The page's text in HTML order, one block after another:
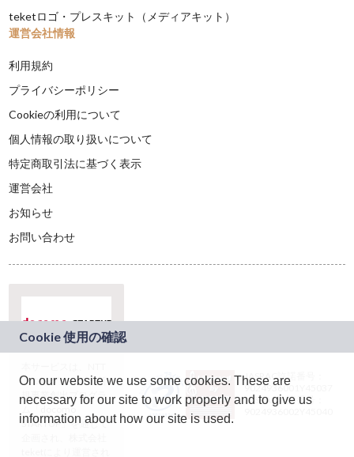
teketロゴ・プレスキット（メディアキット）
運営会社情報
利用規約
プライバシーポリシー
Cookieの利用について
個人情報の取り扱いについて
特定商取引法に基づく表示
運営会社
お知らせ
お問い合わせ
ドコモグループの新
規事業創出プログラ
ム「docomo
STARTUP」を通じて
JASRAC許諾番号：
9024936001Y45037
JASRAC許諾番号：
On our website we use some cookies. These are
necessary for our site to work properly and to give us
information about how our site is used.